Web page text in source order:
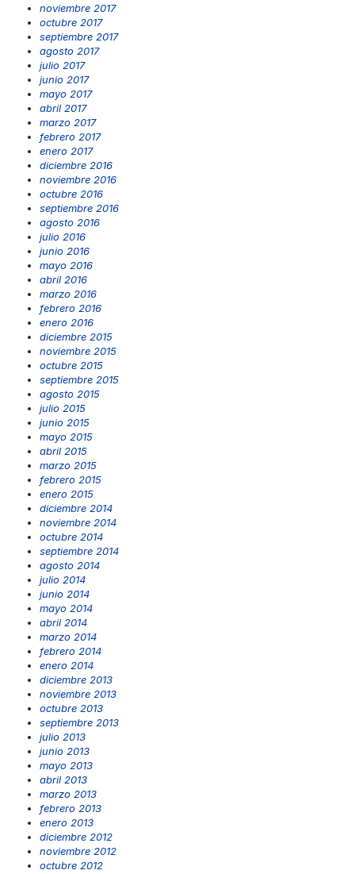
noviembre 2017
octubre 2017
septiembre 2017
agosto 2017
julio 2017
junio 2017
mayo 2017
abril 2017
marzo 2017
febrero 2017
enero 2017
diciembre 2016
noviembre 2016
octubre 2016
septiembre 2016
agosto 2016
julio 2016
junio 2016
mayo 2016
abril 2016
marzo 2016
febrero 2016
enero 2016
diciembre 2015
noviembre 2015
octubre 2015
septiembre 2015
agosto 2015
julio 2015
junio 2015
mayo 2015
abril 2015
marzo 2015
febrero 2015
enero 2015
diciembre 2014
noviembre 2014
octubre 2014
septiembre 2014
agosto 2014
julio 2014
junio 2014
mayo 2014
abril 2014
marzo 2014
febrero 2014
enero 2014
diciembre 2013
noviembre 2013
octubre 2013
septiembre 2013
julio 2013
junio 2013
mayo 2013
abril 2013
marzo 2013
febrero 2013
enero 2013
diciembre 2012
noviembre 2012
octubre 2012